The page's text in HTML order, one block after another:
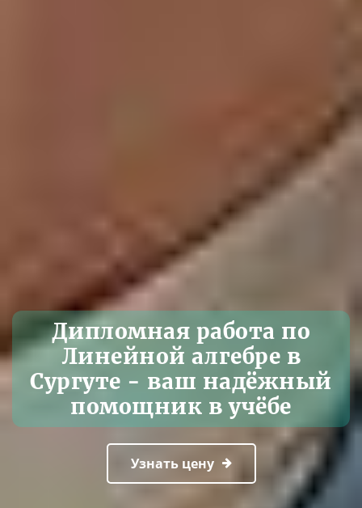
Дипломная работа по
Линейной алгебре в
Сургуте - ваш надёжный
помощник в учёбе
Узнать цену